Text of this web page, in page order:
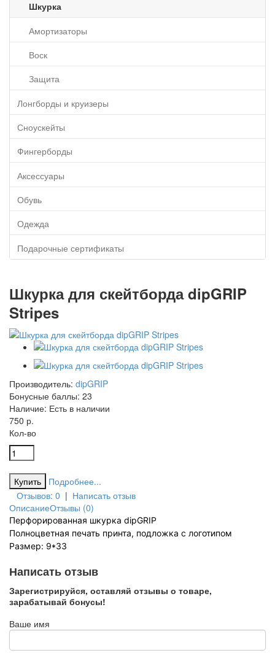
Шкурка
Амортизаторы
Воск
Защита
Лонгборды и круизеры
Сноускейты
Фингерборды
Аксессуары
Обувь
Одежда
Подарочные сертификаты
Шкурка для скейтборда dipGRIP
Stripes
Производитель: dipGRIP
Бонусные баллы: 23
Наличие: Есть в наличии
750 р.
Кол-во
Подробнее...
Отзывов: 0 | Написать отзыв
ОписаниеОтзывы (0)
Перфорированная шкурка dipGRIP
Полноцветная печать принта, подложка с логотипом
Размер: 9*33
Написать отзыв
Зарегистрируйся, оставляй отзывы о товаре,
зарабатывай бонусы!
Ваше имя